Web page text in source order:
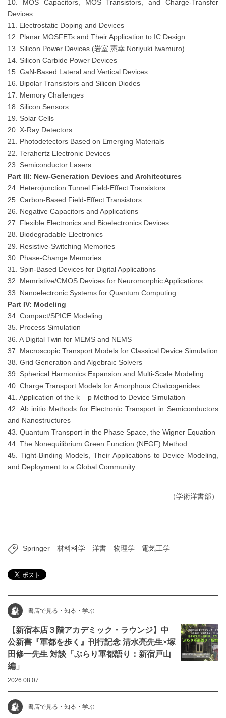
10. MOS Capacitors, MOS Transistors, and Charge-Transfer
Devices
11. Electrostatic Doping and Devices
12. Planar MOSFETs and Their Application to IC Design
13. Silicon Power Devices (岩室 憲幸 Noriyuki Iwamuro)
14. Silicon Carbide Power Devices
15. GaN-Based Lateral and Vertical Devices
16. Bipolar Transistors and Silicon Diodes
17. Memory Challenges
18. Silicon Sensors
19. Solar Cells
20. X-Ray Detectors
21. Photodetectors Based on Emerging Materials
22. Terahertz Electronic Devices
23. Semiconductor Lasers
Part III: New-Generation Devices and Architectures
24. Heterojunction Tunnel Field-Effect Transistors
25. Carbon-Based Field-Effect Transistors
26. Negative Capacitors and Applications
27. Flexible Electronics and Bioelectronics Devices
28. Biodegradable Electronics
29. Resistive-Switching Memories
30. Phase-Change Memories
31. Spin-Based Devices for Digital Applications
32. Memristive/CMOS Devices for Neuromorphic Applications
33. Nanoelectronic Systems for Quantum Computing
Part IV: Modeling
34. Compact/SPICE Modeling
35. Process Simulation
36. A Digital Twin for MEMS and NEMS
37. Macroscopic Transport Models for Classical Device Simulation
38. Grid Generation and Algebraic Solvers
39. Spherical Harmonics Expansion and Multi-Scale Modeling
40. Charge Transport Models for Amorphous Chalcogenides
41. Application of the k – p Method to Device Simulation
42. Ab initio Methods for Electronic Transport in Semiconductors
and Nanostructures
43. Quantum Transport in the Phase Space, the Wigner Equation
44. The Nonequilibrium Green Function (NEGF) Method
45. Tight-Binding Models, Their Applications to Device Modeling,
and Deployment to a Global Community
（学術洋書部）
Springer 材料科学 洋書 物理学 電気工学
書店で見る・知る・学ぶ
【新宿本店３階アカデミック・ラウンジ】中
公新書『軍都を歩く』刊行記念 清水亮先生×塚
田修一先生 対談「ぶらり軍都語り：新宿戸山
編」
2026.08.07
書店で見る・知る・学ぶ